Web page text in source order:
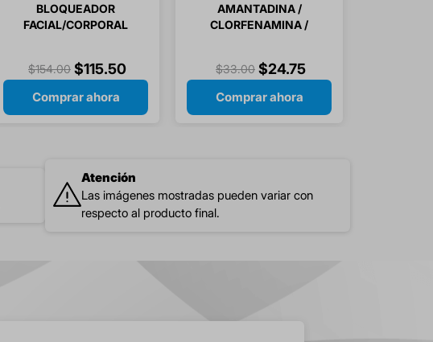
BLOQUEADOR
FACIAL/CORPORAL
$154.00 $115.50
Comprar ahora
AMANTADINA /
CLORFENAMINA /
$33.00 $24.75
Comprar ahora
Atención
Las imágenes mostradas pueden variar con
respecto al producto final.